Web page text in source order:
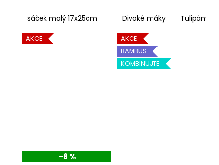
sáček malý 17x25cm Kočičí jóga Tři hafíci
Divoké máky Tulipány
AKCE
–8 %
AKCE
BAMBUS
KOMBINUJTE